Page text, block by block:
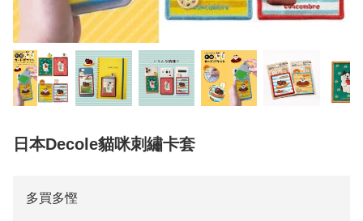
日本Decole貓咪刺繡卡套
多買多慳